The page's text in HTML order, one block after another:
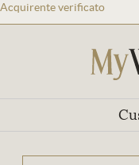
Acquirente verificato